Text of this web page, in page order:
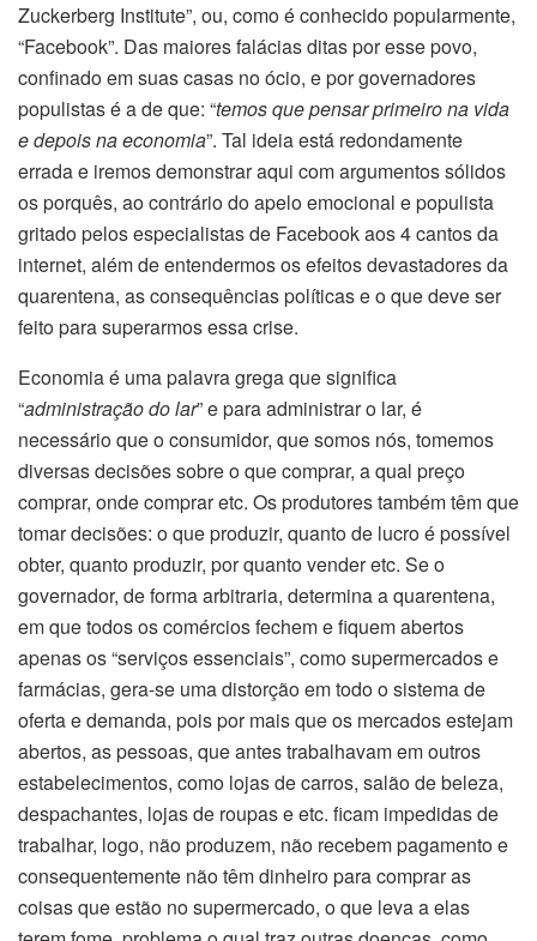
Zuckerberg Institute”, ou, como é conhecido popularmente,
“Facebook”. Das maiores falácias ditas por esse povo,
confinado em suas casas no ócio, e por governadores
populistas é a de que: “temos que pensar primeiro na vida
e depois na economia”. Tal ideia está redondamente
errada e iremos demonstrar aqui com argumentos sólidos
os porquês, ao contrário do apelo emocional e populista
gritado pelos especialistas de Facebook aos 4 cantos da
internet, além de entendermos os efeitos devastadores da
quarentena, as consequências políticas e o que deve ser
feito para superarmos essa crise.
Economia é uma palavra grega que significa
“administração do lar” e para administrar o lar, é
necessário que o consumidor, que somos nós, tomemos
diversas decisões sobre o que comprar, a qual preço
comprar, onde comprar etc. Os produtores também têm que
tomar decisões: o que produzir, quanto de lucro é possível
obter, quanto produzir, por quanto vender etc. Se o
governador, de forma arbitraria, determina a quarentena,
em que todos os comércios fechem e fiquem abertos
apenas os “serviços essenciais”, como supermercados e
farmácias, gera-se uma distorção em todo o sistema de
oferta e demanda, pois por mais que os mercados estejam
abertos, as pessoas, que antes trabalhavam em outros
estabelecimentos, como lojas de carros, salão de beleza,
despachantes, lojas de roupas e etc. ficam impedidas de
trabalhar, logo, não produzem, não recebem pagamento e
consequentemente não têm dinheiro para comprar as
coisas que estão no supermercado, o que leva a elas